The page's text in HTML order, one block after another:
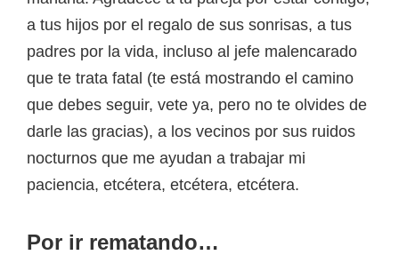
a tus hijos por el regalo de sus sonrisas, a tus
padres por la vida, incluso al jefe malencarado
que te trata fatal (te está mostrando el camino
que debes seguir, vete ya, pero no te olvides de
darle las gracias), a los vecinos por sus ruidos
nocturnos que me ayudan a trabajar mi
paciencia, etcétera, etcétera, etcétera.
Por ir rematando…